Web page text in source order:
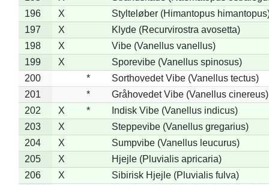
196
X
Stylteløber (Himantopus
197
X
Klyde (Recurvirostra avosetta)
198
X
Vibe (Vanellus vanellus)
199
X
Sporevibe (Vanellus spinosus)
200
*
Sorthovedet Vibe (Vanellus tectus)
201
*
Gråhovedet Vibe (Vanellus cinereus)
202
X *
Indisk Vibe (Vanellus indicus)
203
X
Steppevibe (Vanellus gregarius)
204
X
Sumpvibe (Vanellus leucurus)
205
X
Hjejle (Pluvialis apricaria)
206
X
Sibirisk Hjejle (Pluvialis fulva)